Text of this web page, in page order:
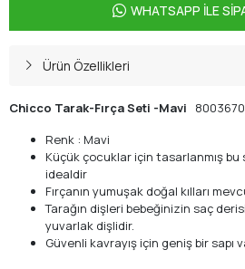
WHATSAPP İLE
Ürün Özellikleri
Chicco Tarak-Fırça Seti -Mavi
Renk : Mavi
Küçük çocuklar için tasarlanmış bu
idealdir
Fırçanın yumuşak doğal kılları
Tarağın dişleri bebeğinizin saç
yuvarlak dişlidir.
Güvenli kavrayış için geniş bir sapı